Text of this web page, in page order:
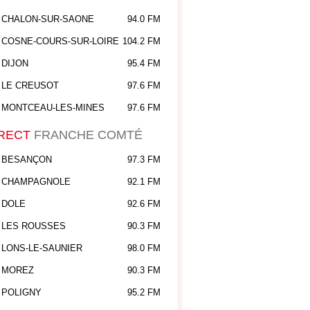
CHALON-SUR-SAONE 94.0 FM
COSNE-COURS-SUR-LOIRE 104.2 FM
DIJON 95.4 FM
LE CREUSOT 97.6 FM
MONTCEAU-LES-MINES 97.6 FM
FRANCHE COMTÉ
BESANÇON 97.3 FM
CHAMPAGNOLE 92.1 FM
DOLE 92.6 FM
LES ROUSSES 90.3 FM
LONS-LE-SAUNIER 98.0 FM
MOREZ 90.3 FM
POLIGNY 95.2 FM